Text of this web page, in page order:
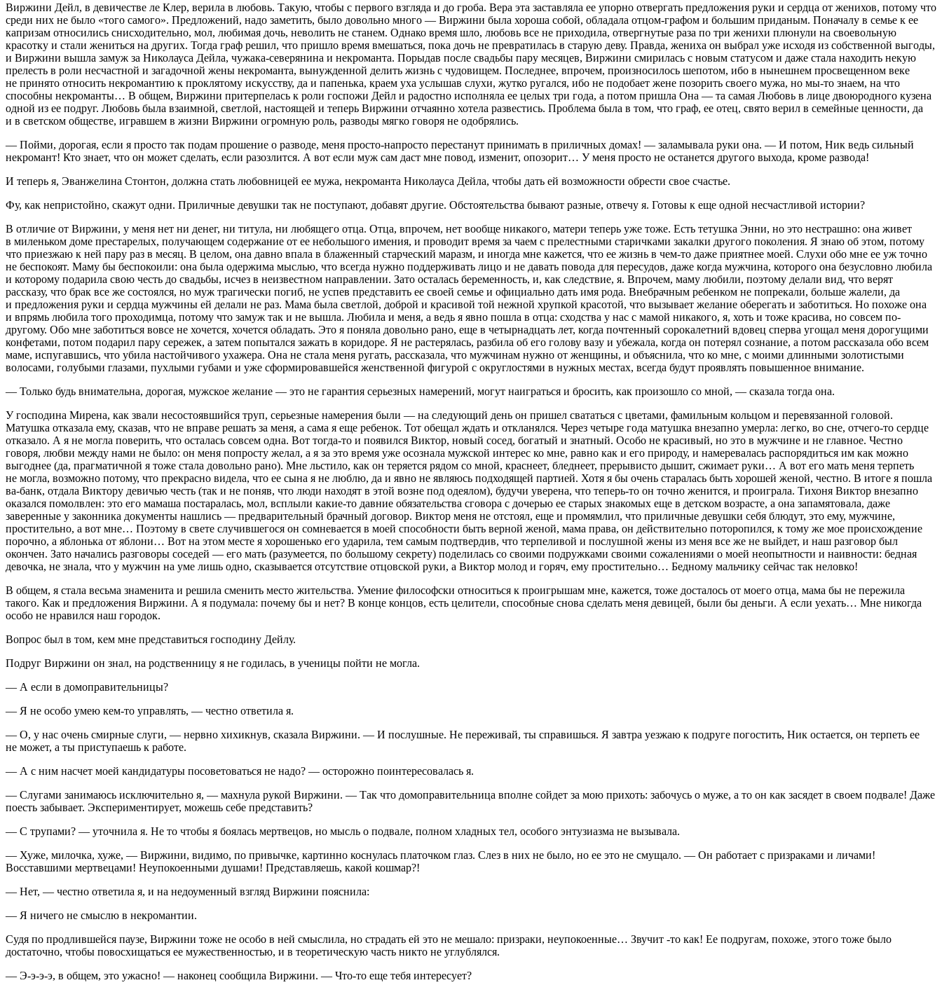
Виржини Дейл, в девичестве ле Клер, верила в любовь. Такую, чтобы с первого взгляда и до гроба. Вера эта заставляла ее упорно отвергать предложения руки и сердца от женихов, потому что
среди них не было «того самого». Предложений, надо заметить, было довольно много — Виржини была хороша собой, обладала отцом-графом и большим приданым. Поначалу в семье к ее
капризам относились снисходительно, мол, любимая дочь, неволить не станем. Однако время шло, любовь все не приходила, отвергнутые раза по три женихи плюнули на своевольную
красотку и стали жениться на других. Тогда граф решил, что пришло время вмешаться, пока дочь не превратилась в старую деву. Правда, жениха он выбрал уже исходя из собственной выгоды,
и Виржини вышла замуж за Николауса Дейла, чужака-северянина и некроманта. Порыдав после свадьбы пару месяцев, Виржини смирилась с новым статусом и даже стала находить некую
прелесть в роли несчастной и загадочной жены некроманта, вынужденной делить жизнь с чудовищем. Последнее, впрочем, произносилось шепотом, ибо в нынешнем просвещенном веке
не принято относить некромантию к проклятому искусству, да и папенька, краем уха услышав слухи, жутко ругался, ибо не подобает жене позорить своего мужа, но мы-то знаем, на что
способны некроманты… В общем, Виржини притерпелась к роли госпожи Дейл и радостно исполняла ее целых три года, а потом пришла Она — та самая Любовь в лице двоюродного кузена
одной из ее подруг. Любовь была взаимной, светлой, настоящей и теперь Виржини отчаянно хотела развестись. Проблема была в том, что граф, ее отец, свято верил в семейные ценности, да
и в светском обществе, игравшем в жизни Виржини огромную роль, разводы мягко говоря не одобрялись.
— Пойми, дорогая, если я просто так подам прошение о разводе, меня просто-напросто перестанут принимать в приличных домах! — заламывала руки она. — И потом, Ник ведь сильный
некромант! Кто знает, что он может сделать, если разозлится. А вот если муж сам даст мне повод, изменит, опозорит… У меня просто не останется другого выхода, кроме развода!
И теперь я, Эванжелина Стонтон, должна стать любовницей ее мужа, некроманта Николауса Дейла, чтобы дать ей возможности обрести свое счастье.
Фу, как непристойно, скажут одни. Приличные девушки так не поступают, добавят другие. Обстоятельства бывают разные, отвечу я. Готовы к еще одной несчастливой истории?
В отличие от Виржини, у меня нет ни денег, ни титула, ни любящего отца. Отца, впрочем, нет вообще никакого, матери теперь уже тоже. Есть тетушка Энни, но это нестрашно: она живет
в миленьком доме престарелых, получающем содержание от ее небольшого имения, и проводит время за чаем с прелестными старичками закалки другого поколения. Я знаю об этом, потому
что приезжаю к ней пару раз в месяц. В целом, она давно впала в блаженный старческий маразм, и иногда мне кажется, что ее жизнь в чем-то даже приятнее моей. Слухи обо мне ее уж точно
не беспокоят. Маму бы беспокоили: она была одержима мыслью, что всегда нужно поддерживать лицо и не давать повода для пересудов, даже когда мужчина, которого она безусловно любила
и которому подарила свою честь до свадьбы, исчез в неизвестном направлении. Зато осталась беременность, и, как следствие, я. Впрочем, маму любили, поэтому делали вид, что верят
рассказу, что брак все же состоялся, но муж трагически погиб, не успев представить ее своей семье и официально дать имя рода. Внебрачным ребенком не попрекали, больше жалели, да
и предложения руки и сердца мужчины ей делали не раз. Мама была светлой, доброй и красивой той нежной хрупкой красотой, что вызывает желание оберегать и заботиться. Но похоже она
и впрямь любила того проходимца, потому что замуж так и не вышла. Любила и меня, а ведь я явно пошла в отца: сходства у нас с мамой никакого, я, хоть и тоже красива, но совсем по-
другому. Обо мне заботиться вовсе не хочется, хочется обладать. Это я поняла довольно рано, еще в четырнадцать лет, когда почтенный сорокалетний вдовец сперва угощал меня дорогущими
конфетами, потом подарил пару сережек, а затем попытался зажать в коридоре. Я не растерялась, разбила об его голову вазу и убежала, когда он потерял сознание, а потом рассказала обо всем
маме, испугавшись, что убила настойчивого ухажера. Она не стала меня ругать, рассказала, что мужчинам нужно от женщины, и объяснила, что ко мне, с моими длинными золотистыми
волосами, голубыми глазами, пухлыми губами и уже сформировавшейся женственной фигурой с округлостями в нужных местах, всегда будут проявлять повышенное внимание.
— Только будь внимательна, дорогая, мужское желание — это не гарантия серьезных намерений, могут наиграться и бросить, как произошло со мной, — сказала тогда она.
У господина Мирена, как звали несостоявшийся труп, серьезные намерения были — на следующий день он пришел свататься с цветами, фамильным кольцом и перевязанной головой.
Матушка отказала ему, сказав, что не вправе решать за меня, а сама я еще ребенок. Тот обещал ждать и откланялся. Через четыре года матушка внезапно умерла: легко, во сне, отчего-то сердце
отказало. А я не могла поверить, что осталась совсем одна. Вот тогда-то и появился Виктор, новый сосед, богатый и знатный. Особо не красивый, но это в мужчине и не главное. Честно
говоря, любви между нами не было: он меня попросту желал, а я за это время уже осознала мужской интерес ко мне, равно как и его природу, и намеревалась распорядиться им как можно
выгоднее (да, прагматичной я тоже стала довольно рано). Мне льстило, как он теряется рядом со мной, краснеет, бледнеет, прерывисто дышит, сжимает руки… А вот его мать меня терпеть
не могла, возможно потому, что прекрасно видела, что ее сына я не люблю, да и явно не являюсь подходящей партией. Хотя я бы очень старалась быть хорошей женой, честно. В итоге я пошла
ва-банк, отдала Виктору девичью честь (так и не поняв, что люди находят в этой возне под одеялом), будучи уверена, что теперь-то он точно женится, и проиграла. Тихоня Виктор внезапно
оказался помолвлен: это его мамаша постаралась, мол, всплыли какие-то давние обязательства сговора с дочерью ее старых знакомых еще в детском возрасте, а она запамятовала, даже
заверенные у законника документы нашлись — предварительный брачный договор. Виктор меня не отстоял, еще и промямлил, что приличные девушки себя блюдут, это ему, мужчине,
простительно, а вот мне… Поэтому в свете случившегося он сомневается в моей способности быть верной женой, мама права, он действительно поторопился, к тому же мое происхождение
порочно, а яблонька от яблони… Вот на этом месте я хорошенько его ударила, тем самым подтвердив, что терпеливой и послушной жены из меня все же не выйдет, и наш разговор был
окончен. Зато начались разговоры соседей — его мать (разумеется, по большому секрету) поделилась со своими подружками своими сожалениями о моей неопытности и наивности: бедная
девочка, не знала, что у мужчин на уме лишь одно, сказывается отсутствие отцовской руки, а Виктор молод и горяч, ему простительно… Бедному мальчику сейчас так неловко!
В общем, я стала весьма знаменита и решила сменить место жительства. Умение философски относиться к проигрышам мне, кажется, тоже досталось от моего отца, мама бы не пережила
такого. Как и предложения Виржини. А я подумала: почему бы и нет? В конце концов, есть целители, способные снова сделать меня девицей, были бы деньги. А если уехать… Мне никогда
особо не нравился наш городок.
Вопрос был в том, кем мне представиться господину Дейлу.
Подруг Виржини он знал, на родственницу я не годилась, в ученицы пойти не могла.
— А если в домоправительницы?
— Я не особо умею кем-то управлять, — честно ответила я.
— О, у нас очень смирные слуги, — нервно хихикнув, сказала Виржини. — И послушные. Не переживай, ты справишься. Я завтра уезжаю к подруге погостить, Ник остается, он терпеть ее
не может, а ты приступаешь к работе.
— А с ним насчет моей кандидатуры посоветоваться не надо? — осторожно поинтересовалась я.
— Слугами занимаюсь исключительно я, — махнула рукой Виржини. — Так что домоправительница вполне сойдет за мою прихоть: забочусь о муже, а то он как засядет в своем подвале! Даже
поесть забывает. Экспериментирует, можешь себе представить?
— С трупами? — уточнила я. Не то чтобы я боялась мертвецов, но мысль о подвале, полном хладных тел, особого энтузиазма не вызывала.
— Хуже, милочка, хуже, — Виржини, видимо, по привычке, картинно коснулась платочком глаз. Слез в них не было, но ее это не смущало. — Он работает с призраками и личами!
Восставшими мертвецами! Неупокоенными душами! Представляешь, какой кошмар?!
— Нет, — честно ответила я, и на недоуменный взгляд Виржини пояснила:
— Я ничего не смыслю в некромантии.
Судя по продлившейся паузе, Виржини тоже не особо в ней смыслила, но страдать ей это не мешало: призраки, неупокоенные… Звучит -то как! Ее подругам, похоже, этого тоже было
достаточно, чтобы повосхищаться ее мужественностью, и в теоретическую часть никто не углублялся.
— Э-э-э-э, в общем, это ужасно! — наконец сообщила Виржини. — Что-то еще тебя интересует?